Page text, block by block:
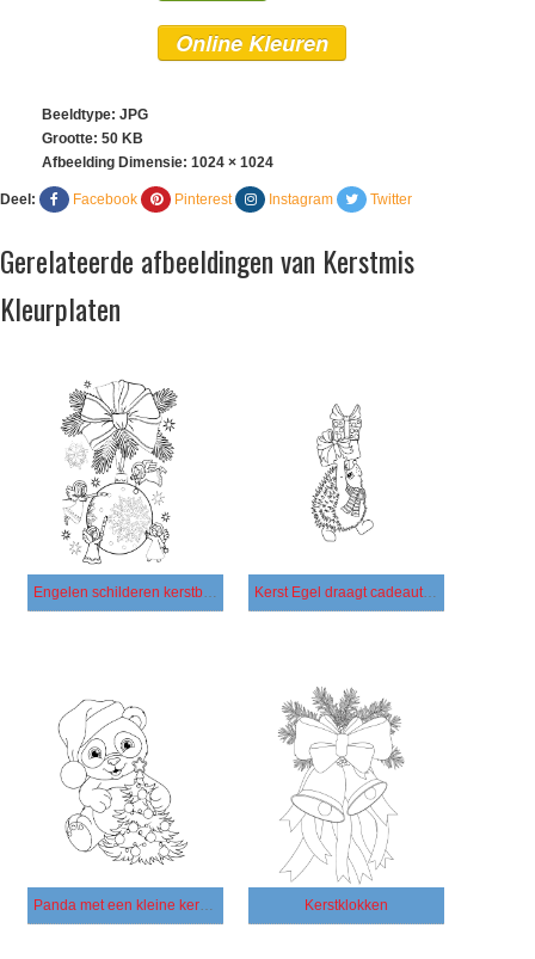
Online Kleuren
Beeldtype: JPG
Grootte: 50 KB
Afbeelding Dimensie: 1024 × 1024
Deel: Facebook Pinterest Instagram Twitter
Gerelateerde afbeeldingen van Kerstmis
Kleurplaten
Engelen schilderen kerstboom Kerst Egel draagt ​​cadeautjes
Panda met een kleine kerstboom Kerstklokken